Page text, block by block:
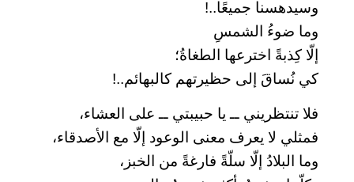
وسيدهسنا جميعًا..!
وما ضوءُ الشمسِ
إلّا كِذبةً اخترعها الطغاةُ؛
كي نُساقَ إلى حظيرتهم كالبهائم..!
فلا تنتظريني ــ يا حبيبتي ــ على العشاء،
فمثلي لا يعرف معنى الوعود إلّا مع الأصدقاء،
وما البلادُ إلّا سلّةً فارغةً من الخبز،